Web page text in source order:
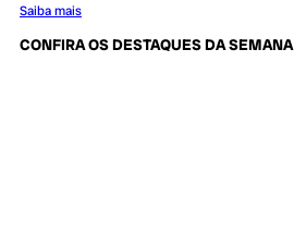
Saiba mais
CONFIRA OS DESTAQUES DA SEMANA